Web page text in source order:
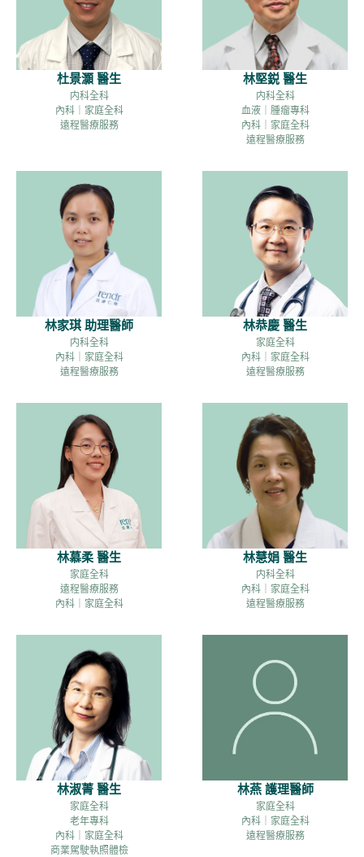
杜景灝 醫生
内科全科
內科｜家庭全科
遠程醫療服務
林堅鋭 醫生
内科全科
血液｜腫瘤專科
內科｜家庭全科
遠程醫療服務
林家琪 助理醫師
内科全科
內科｜家庭全科
遠程醫療服務
林恭慶 醫生
家庭全科
內科｜家庭全科
遠程醫療服務
林慕柔 醫生
家庭全科
遠程醫療服務
內科｜家庭全科
林慧娟 醫生
内科全科
內科｜家庭全科
遠程醫療服務
林淑菁 醫生
家庭全科
老年專科
內科｜家庭全科
商業駕駛執照體檢
林燕 護理醫師
家庭全科
內科｜家庭全科
遠程醫療服務